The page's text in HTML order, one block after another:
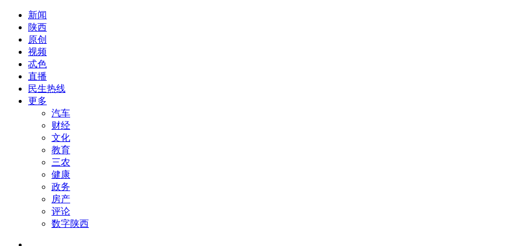
新闻
陕西
原创
视频
忒色
直播
民生热线
更多
汽车
财经
文化
教育
三农
健康
政务
房产
评论
数字陕西